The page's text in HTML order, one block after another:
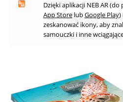
Dzięki aplikacji NEB AR
App StorelubGoogle Play)
zeskanować ikony, aby
samouczki i inne